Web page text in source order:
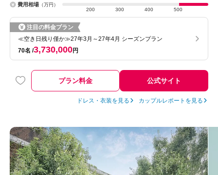
費用相場 （万円）
200
300 400 500
注目の料金プラン
≪空き日残り僅か≫27年3月～27年4月 シーズンプラン
70名 3,730,000円
プラン料金 公式サイト
ドレス・衣装を見る カップルレポートを見る